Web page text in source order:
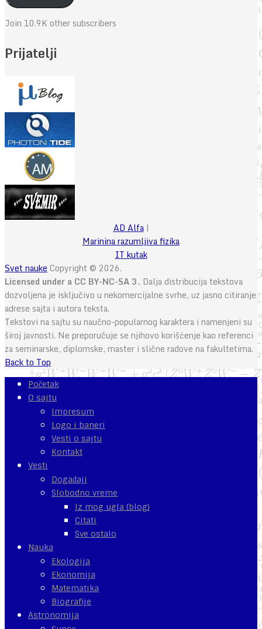
Join 10.9K other subscribers
Prijatelji
AD Alfa|
Marinina razumljiva fizika
IT kutak
Svet nauke Copyright © 2026.
Licensed under a CC BY-NC-SA 3. Dalja distribucija tekstova
dozvoljena je isključivo u nekomercijalne svrhe, uz jasno citiranje
adrese sajta i autora teksta.
Tekstovi na sajtu su naučno-popularnog karaktera i namenjeni su
široj javnosti. Ne preporučuje se njihovo korišćenje kao referenci
za seminarske, diplomske, master i slične radove na fakultetima.
Back to Top
Početak
O sajtu
Impresum
Logo i baneri
Vesti o sajtu
Kontakt
Vesti
Događaji
Slobodno vreme
Iz mog ugla (blog)
Citati
Sve ostalo
Nauka
Ekologija
Ekonomija
Matematika
Biografije
Astronomija